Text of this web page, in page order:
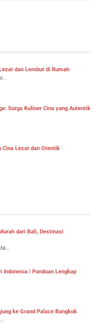
dan Lembut di Rumah
Surga Kuliner Cina yang Autentik
Cina Lezat dan Otentik
dari Bali, Destinasi
Indonesia | Panduan Lengkap
ke Grand Palace Bangkok